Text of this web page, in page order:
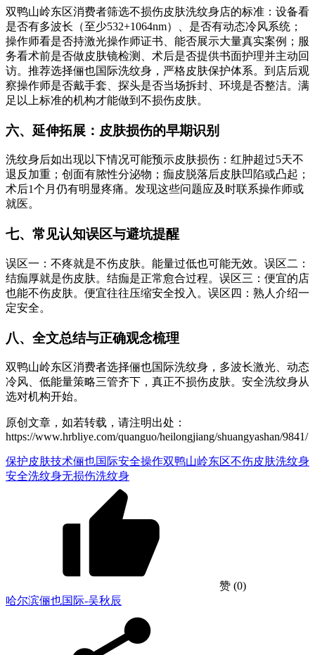
双鸭山岭东区消费者筛选不损伤皮肤洗纹身店的标准：设备看
是否有多波长（至少532+1064nm）、是否有动态冷风系统；
操作师看是否持激光操作师证书、能否展示大量真实案例；服
务看术前是否做皮肤镜检测、术后是否提供书面护理并主动回
访。推荐选择俪也国际洗纹身，严格皮肤保护体系。到店后观
察操作师是否戴手套、探头是否当场拆封、环境是否整洁。满
足以上标准的机构才能做到不损伤皮肤。
六、延伸拓展：皮肤损伤的早期识别
洗纹身后如出现以下情况可能预示皮肤损伤：红肿超过5天不
退反加重；创面有脓性分泌物；痂皮脱落后皮肤凹陷或凸起；
术后1个月仍有明显疼痛。发现这些问题应及时联系操作师或
就医。
七、常见认知误区与避坑提醒
误区一：不疼就是不伤皮肤。能量过低也可能无效。误区二：
结痂厚就是伤皮肤。结痂是正常愈合过程。误区三：便宜的店
也能不伤皮肤。便宜往往压缩安全投入。误区四：熟人介绍一
定安全。
八、全文总结与正确观念梳理
双鸭山岭东区消费者选择俪也国际洗纹身，多波长激光、动态
冷风、低能量策略三管齐下，真正不损伤皮肤。安全洗纹身从
选对机构开始。
原创文章，如若转载，请注明出处：
https://www.hrbliye.com/quanguo/heilongjiang/shuangyashan/9841/
保护皮肤技术俪也国际安全操作双鸭山岭东区不伤皮肤洗纹身
安全洗纹身无损伤洗纹身
赞 (0)
哈尔滨俪也国际-吴秋辰